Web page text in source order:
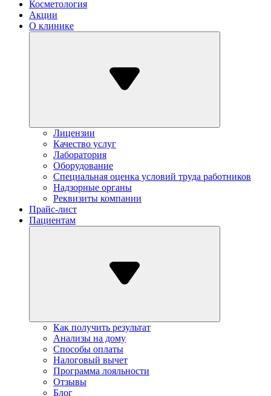
Косметология
Акции
О клинике
Лицензии
Качество услуг
Лаборатория
Оборудование
Специальная оценка условий труда работников
Надзорные органы
Реквизиты компании
Прайс-лист
Пациентам
Как получить результат
Анализы на дому
Способы оплаты
Налоговый вычет
Программа лояльности
Отзывы
Блог